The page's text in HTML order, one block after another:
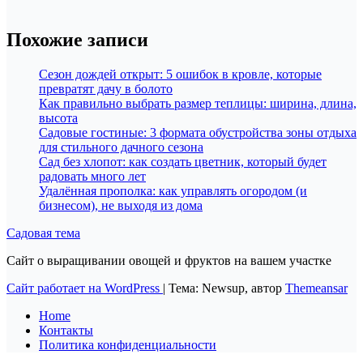
Похожие записи
Сезон дождей открыт: 5 ошибок в кровле, которые
превратят дачу в болото
Как правильно выбрать размер теплицы: ширина, длина,
высота
Садовые гостиные: 3 формата обустройства зоны отдыха
для стильного дачного сезона
Сад без хлопот: как создать цветник, который будет
радовать много лет
Удалённая прополка: как управлять огородом (и
бизнесом), не выходя из дома
Садовая тема
Сайт о выращивании овощей и фруктов на вашем участке
Сайт работает на WordPress | Тема: Newsup, автор Themeansar
Home
Контакты
Политика конфиденциальности